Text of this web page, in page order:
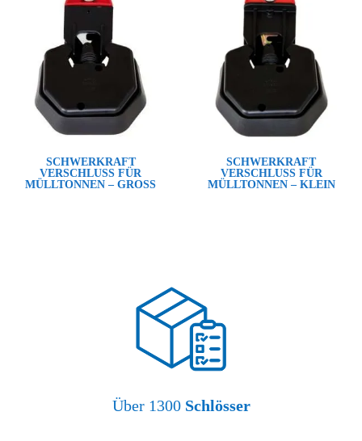
SCHWERKRAFT
VERSCHLUSS FÜR
MÜLLTONNEN – GROSS
SCHWERKRAFT
VERSCHLUSS FÜR
MÜLLTONNEN – KLEIN
Über 1300 Schlösser